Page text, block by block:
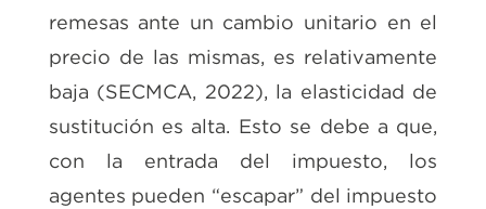
remesas ante un cambio unitario en el
precio de las mismas, es relativamente
baja (SECMCA, 2022), la elasticidad de
sustitución es alta. Esto se debe a que,
con la entrada del impuesto, los
agentes pueden “escapar” del impuesto